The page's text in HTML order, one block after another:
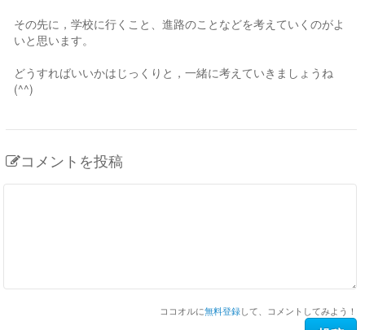
その先に，学校に行くこと、進路のことなどを考えていくのがよ
いと思います。
どうすればいいかはじっくりと，一緒に考えていきましょうね
(^^)
コメントを投稿
ココオルに無料登録して、コメントしてみよう！